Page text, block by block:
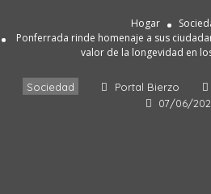
Hogar
Ponferrada rinde homenaje a sus
valor de la longevidad en
Sociedad Portal Bierzo
07/06/